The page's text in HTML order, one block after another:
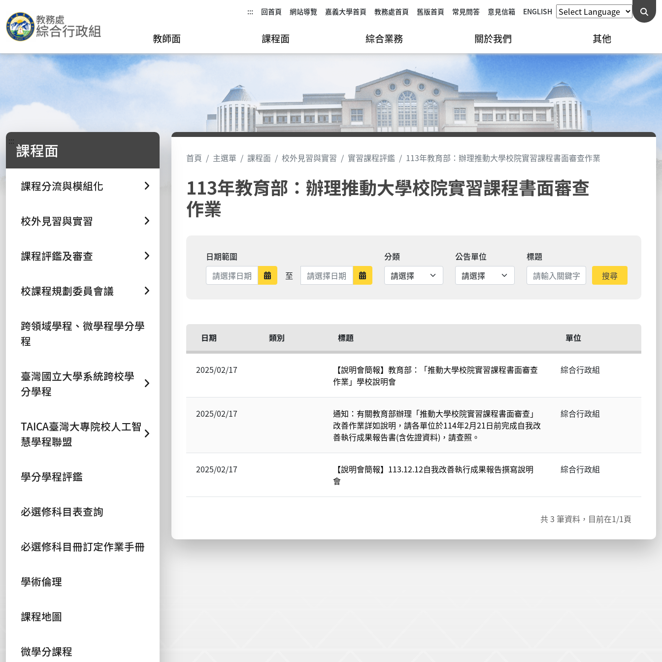
::: 回首頁 網站導覽 嘉義大學首頁 教務處首頁 舊版首頁 常見問答 意見信箱 ENGLISH
教師面 課程面 綜合業務 關於我們 其他
::: 課程面
課程分流與模組化
校外見習與實習
課程評鑑及審查
校課程規劃委員會議
跨領域學程、微學程學分學
程
臺灣國立大學系統跨校學
分學程
TAICA臺灣大專院校人工智
慧學程聯盟
學分學程評鑑
必選修科目表查詢
必選修科目冊訂定作業手冊
學術倫理
課程地圖
微學分課程
首頁 主選單 課程面 校外見習與實習 實習課程評鑑 113年教育部：辦理推動大學校院實習課程書面審查作業
113年教育部：辦理推動大學校院實習課程書面審查
作業
日期範圍
日期範圍開始
至 日期範圍結束 日期範圍結束
分類 公告單位
標題
搜尋
日期 類別 標題 單位
2025/02/17
【說明會簡報】教育部：「推動大學校院實習課程書面審查
作業」學校說明會
綜合行政組
2025/02/17
通知：有關教育部辦理「推動大學校院實習課程書面審查」
改善作業詳如說明，請各單位於114年2月21日前完成自我改
善執行成果報告書(含佐證資料)，請查照。
綜合行政組
2025/02/17
【說明會簡報】113.12.12自我改善執行成果報告撰寫說明
會
綜合行政組
共3 筆資料，目前在1/1頁